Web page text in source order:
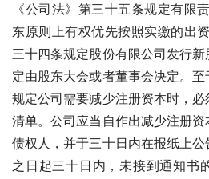
《公司法》第三十五条规定有限
东原则上有权优先按照实缴的出
三十四条规定股份有限公司发行
定由股东大会或者董事会决定。
规定公司需要减少注册资本时，
清单。公司应当自作出减少注册
债权人，并于三十日内在报纸上
之日起三十日内，未接到通知书